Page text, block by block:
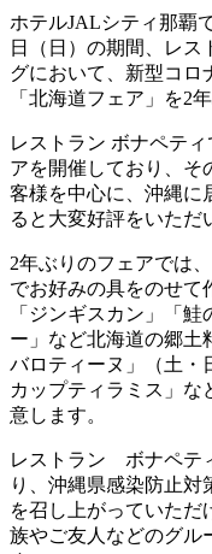
ホテルJALシティ那覇
日（日）の期間、レス
グにおいて、新型コロ
「北海道フェア」を2
レストラン ボナペテ
アを開催しており、そ
客様を中心に、沖縄に
ると大変好評をいただ
2年ぶりのフェアでは
でお好みの具をのせて
「ジンギスカン」「
ー」など北海道の郷土
バロティーヌ」（土・
カップティラミス」な
意します。
レストラン ボナペテ
り、沖縄県感染防止
を召し上がっていただ
族やご友人などのグル